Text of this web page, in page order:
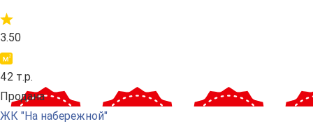
3.50
42 т.р.
Продана
ЖК "На набережной"